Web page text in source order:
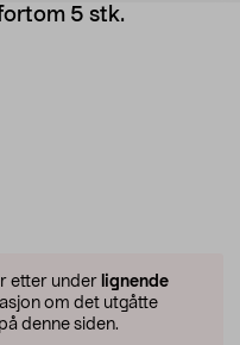
5 stk.
etter under lignende
om det utgåtte
denne siden.